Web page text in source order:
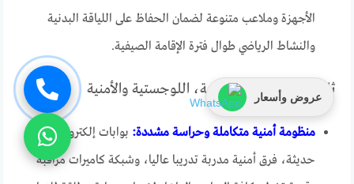
الأجهزة وملاعب متنوعة لضمان الحفاظ على اللياقة البدنية
والنشاط الرياضي طوال فترة الإقامة الصيفية.
ثالثا: الخدمات التشغيلية، اللوجستية والأمنية
منظومة أمنية متكاملة وحراسة مشددة: بوابات إلكترونية
حديثة، فرق أمنية مدربة تدريبا عاليا، وشبكة كاميرات مراقبة
عروض وأسعار